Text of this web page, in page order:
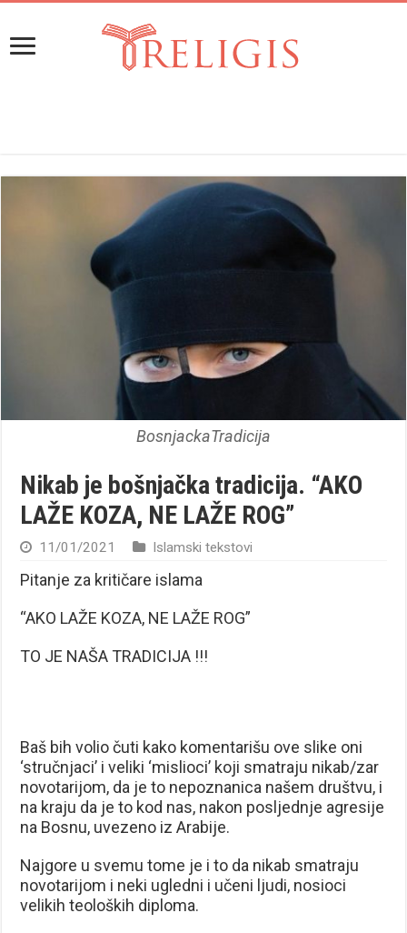
BosnjackaTradicija
Nikab je bošnjačka tradicija. “AKO
LAŽE KOZA, NE LAŽE ROG”
11/01/2021 Islamski tekstovi
Pitanje za kritičare islama
“AKO LAŽE KOZA, NE LAŽE ROG”
TO JE NAŠA TRADICIJA !!!
Baš bih volio čuti kako komentarišu ove slike oni
‘stručnjaci’ i veliki ‘mislioci’ koji smatraju nikab/zar
novotarijom, da je to nepoznanica našem društvu, i
na kraju da je to kod nas, nakon posljednje agresije
na Bosnu, uvezeno iz Arabije.
Najgore u svemu tome je i to da nikab smatraju
novotarijom i neki ugledni i učeni ljudi, nosioci
velikih teoloških diploma.